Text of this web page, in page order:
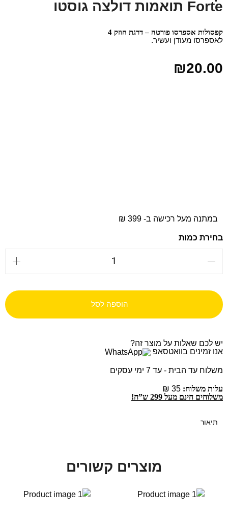
Forte תואמות דולצה גוסטו
קפסולות אספרסו פורטה – דרגת חוזק 4
לאספרסו מעודן ועשיר.
₪20.00
במתנה מעל רכישה ב- 399 ₪
הוספה לסל
יש לכם שאלות על מוצר זה?
אנו זמינים בוואטסאפ
משלוח עד הבית - עד 7 ימי עסקים
עלות משלוח:
משלוחים חינם מעל 299 ש”ח!
תיאור
מוצרים קשורים